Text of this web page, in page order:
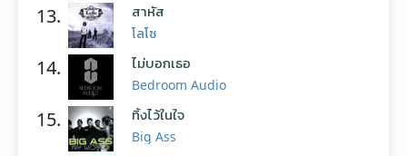
13. สาหัส
โลโซ
14. ไม่บอกเธอ
Bedroom Audio
15. ทิ้งไว้ในใจ
Big Ass